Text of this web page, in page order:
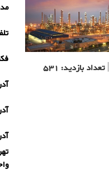
|تعداد بازدید: 531